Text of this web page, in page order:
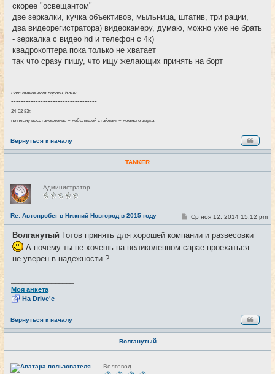
скорее "освещантом"
две зеркалки, кучка объективов, мыльница, штатив, три рации,
два видеорегистратора) видеокамеру, думаю, можно уже не брать
- зеркалка с видео hd и телефон с 4к)
квадрокоптера пока только не хватает
так что сразу пишу, что ищу желающих принять на борт
Вот такие вот пироги, блин
-----------------------------------
24-02 83г.
по плану восстановление + небольшой стайлинг + немного звука
Вернуться к началу
TANKER
Н
е
в
с
е
т
и
Администратор
Re: Автопробег в Нижний Новгород в 2015 году #13
С
о
б
щ
Ср ноя 12, 2014 15:12 pm
Волганутый Готов принять для хорошей компании и развесовки
А почему ты не хочешь на великолепном сарае проехаться ..
не уверен в надежности ?
Моя анкета
На Drive'e
Вернуться к началу
Волганутый
Н
е
Волговод